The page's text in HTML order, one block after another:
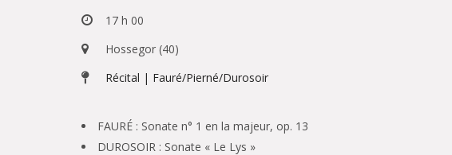
17 h 00
Hossegor (40)
Récital | Fauré/Pierné/Durosoir
FAURÉ : Sonate n° 1 en la majeur, op. 13
DUROSOIR : Sonate « Le Lys »